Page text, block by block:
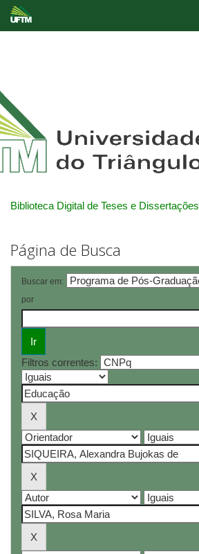
Biblioteca Digital de Teses e Dissertações
Página de Busca
Buscar em:
por
Filtros correntes: